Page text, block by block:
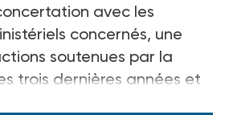
avec les
concernés, une
soutenues par la
trois dernières années et